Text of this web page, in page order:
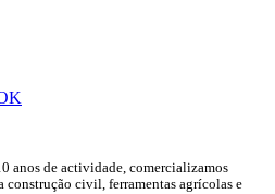
anos de actividade, comercializamos
civil, ferramentas agrícolas e